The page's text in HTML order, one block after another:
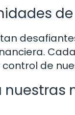
de
nuestras